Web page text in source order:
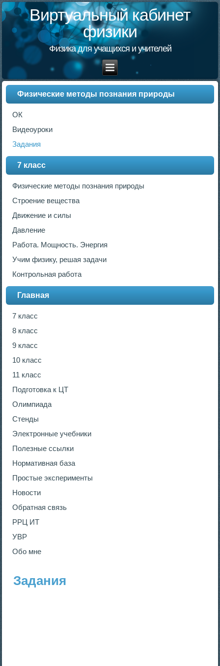
Виртуальный кабинет
физики
Физика для учащихся и учителей
Физические методы познания природы
ОК
Видеоуроки
Задания
7 класс
Физические методы познания природы
Строение вещества
Движение и силы
Давление
Работа. Мощность. Энергия
Учим физику, решая задачи
Контрольная работа
Главная
7 класс
8 класс
9 класс
10 класс
11 класс
Подготовка к ЦТ
Олимпиада
Стенды
Электронные учебники
Полезные ссылки
Нормативная база
Простые эксперименты
Новости
Обратная связь
РРЦ ИТ
УВР
Обо мне
Задания